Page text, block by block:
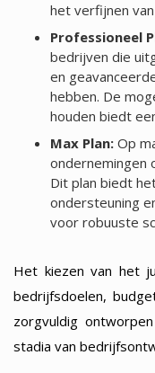
het verfijnen
Professioneel
bedrijven die
en
hebben. De
houden biedt
Max Plan:Op
ondernemingen
Dit plan biedt
ondersteuning
voor robuuste
Het kiezen van het
bedrijfsdoelen,
zorgvuldig
stadia van